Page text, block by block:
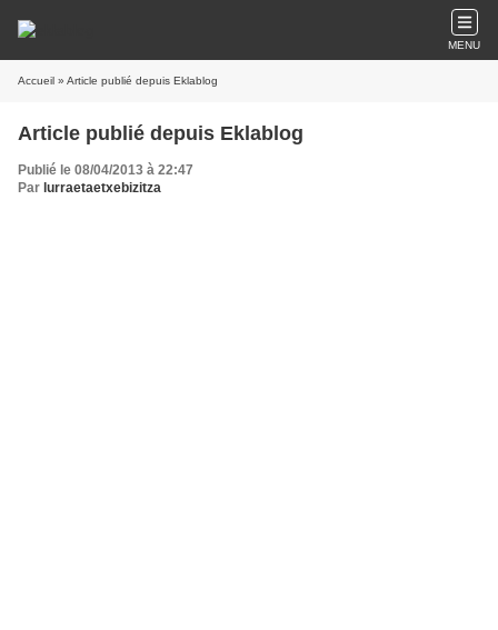
MENU
Accueil » Article publié depuis Eklablog
Article publié depuis Eklablog
Publié le 08/04/2013 à 22:47
Par lurraetaetxebizitza